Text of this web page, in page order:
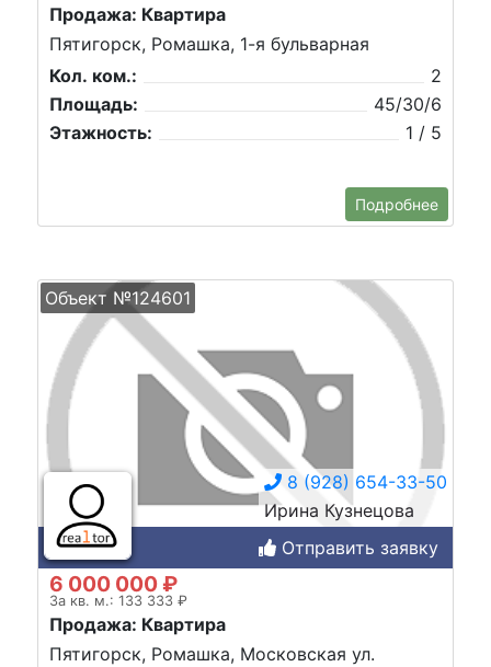
Продажа: Квартира
Пятигорск, Ромашка, 1-я бульварная
Кол. ком.:
2
Площадь:
45/30/6
Этажность:
1 / 5
Подробнее
Объект №124601
8 (928) 654-33-50
Ирина Кузнецова
Отправить заявку
6 000 000 ₽
За кв. м.: 133 333 ₽
Продажа: Квартира
Пятигорск, Ромашка, Московская ул.